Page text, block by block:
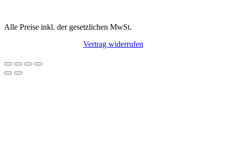
Alle Preise inkl. der gesetzlichen MwSt.
Vertrag widerrufen